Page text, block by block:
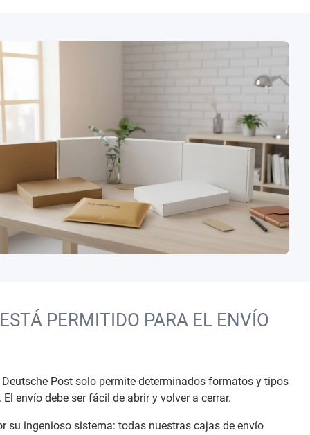
PERMITIDO PARA EL ENVÍO
Deutsche Post solo permite determinados formatos y tipos
envío debe ser fácil de abrir y volver a cerrar.
su ingenioso sistema: todas nuestras cajas de envío